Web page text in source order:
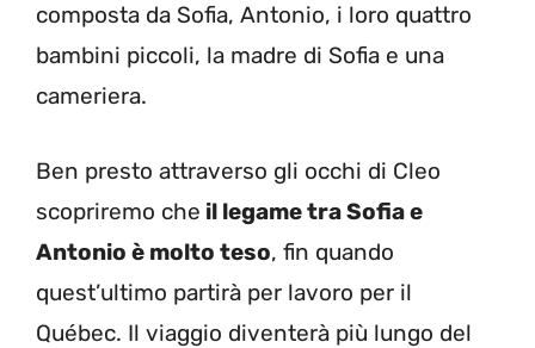
composta da Sofia, Antonio, i loro quattro
bambini piccoli, la madre di Sofia e una
cameriera.
Ben presto attraverso gli occhi di Cleo
scopriremo che il legame tra Sofia e
Antonio è molto teso, fin quando
quest’ultimo partirà per lavoro per il
Québec. Il viaggio diventerà più lungo del